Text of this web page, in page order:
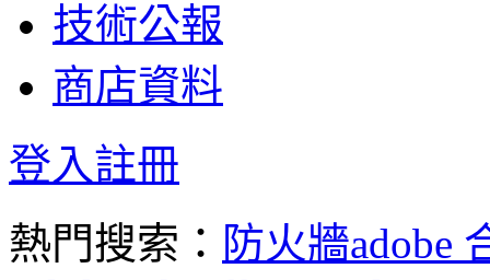
技術公報
商店資料
登入註冊
熱門搜索： 防火牆adobe